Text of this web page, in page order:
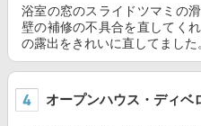
浴室の窓のスライドツマミの
壁の補修の不具合を直してく
の露出をきれいに直してました
オープンハウス・ディベ